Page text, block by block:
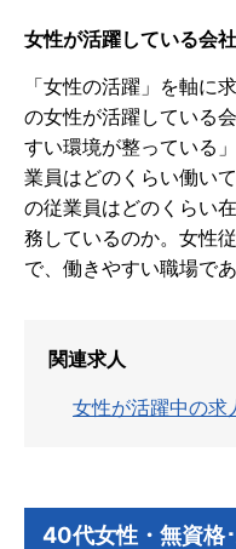
女性が活躍している会
「女性の活躍」を軸に
の女性が活躍している
すい環境が整っている
業員はどのくらい働い
の従業員はどのくらい
務しているのか。女性
で、働きやすい職場で
関連求人
女性が活躍中の求
40代女性・無資格